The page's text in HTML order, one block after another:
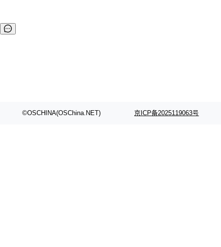
©OSCHINA(OSChina.NET) 京ICP备2025119063号